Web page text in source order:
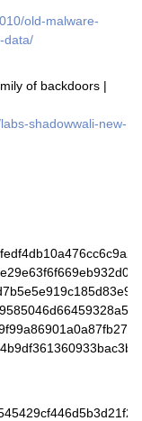
old-malware-
data/
of backdoors |
shadowwali-new-